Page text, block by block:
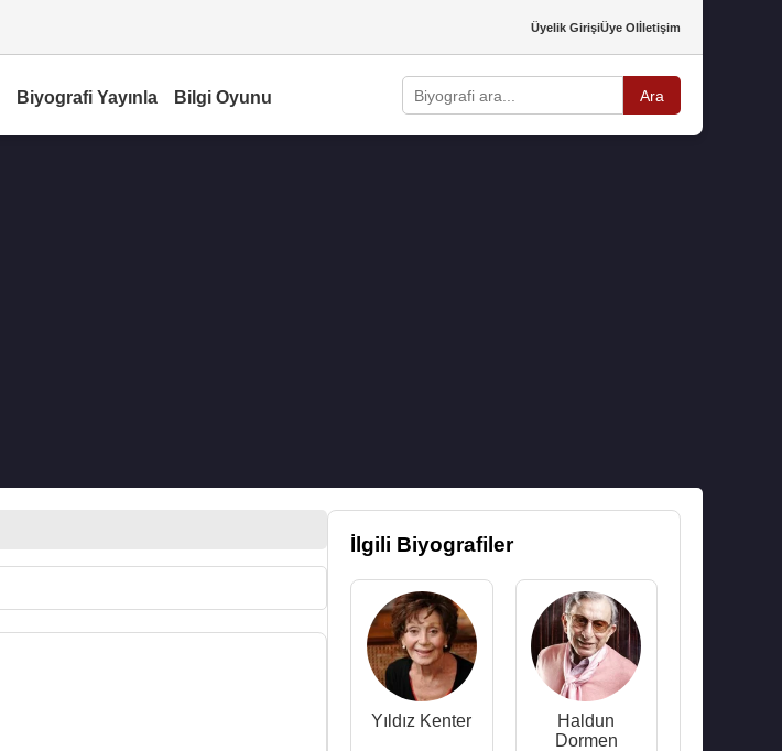
Üyelik GirişiÜye Olİletişim
Biyografi Yayınla Bilgi Oyunu Ara
İlgili Biyografiler
Yıldız Kenter
Haldun
Dormen